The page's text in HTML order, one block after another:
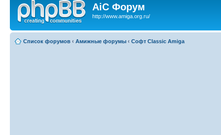
AiC Форум
http://www.amiga.org.ru/
Список форумов ‹ Амижные форумы ‹ Софт Classic Amiga